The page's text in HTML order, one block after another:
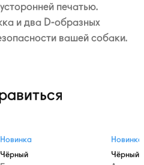
печатью.
и два D-образных
вашей собаки.
Новинка
Чёрный
Новинка
Чёрный